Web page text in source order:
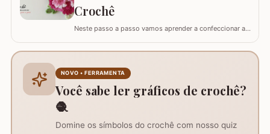
Crochê
Neste passo a passo vamos aprender a confeccionar a
conhecer, curtir e adquirir os trabalhos desta artesã
deixem de se inscrever em seu canal no YouTube –&gt;
AQUI. Já temos disponível aqui no blog…
NOVO • FERRAMENTA
Você sabe ler gráficos de crochê?
🧶
Domine os símbolos do crochê com nosso quiz